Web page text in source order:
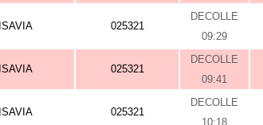
025321
DECOLLE
09:29
025321
DECOLLE
09:41
025321
DECOLLE
10:18